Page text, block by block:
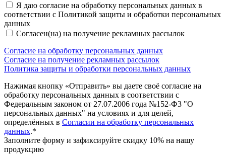
Я даю согласие на обработку персональных данных в
соответствии с Политикой защиты и обработки персональных
данных
Согласен(на) на получение рекламных рассылок
Согласие на обработку персональных данных
Согласие на получение рекламных рассылок
Политика защиты и обработки персональных данных
Нажимая кнопку «Отправить» вы даете своё согласие на
обработку персональных данных в соответствии с
Федеральным законом от 27.07.2006 года №152-Ф3 "О
персональных данных" на условиях и для целей,
определённых в Согласии на обработку персональных
данных.*
Заполните форму и зафиксируйте скидку 10% на нашу
продукцию